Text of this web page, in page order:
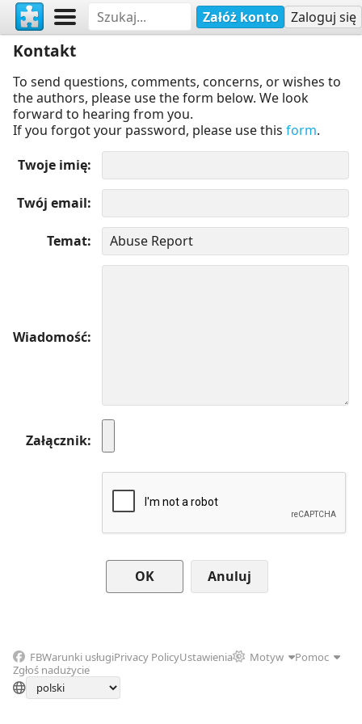
Załóż konto Zaloguj się
Kontakt
To send questions, comments, concerns, or wishes to
the authors, please use the form below. We look
forward to hearing from you.
If you forgot your password, please use this form.
Twoje imię
Twój email
Temat
Wiadomość
Załącznik
Anuluj
FBWarunki usługiPrivacy PolicyUstawienia Motyw
Pomoc
Zgłoś nadużycie